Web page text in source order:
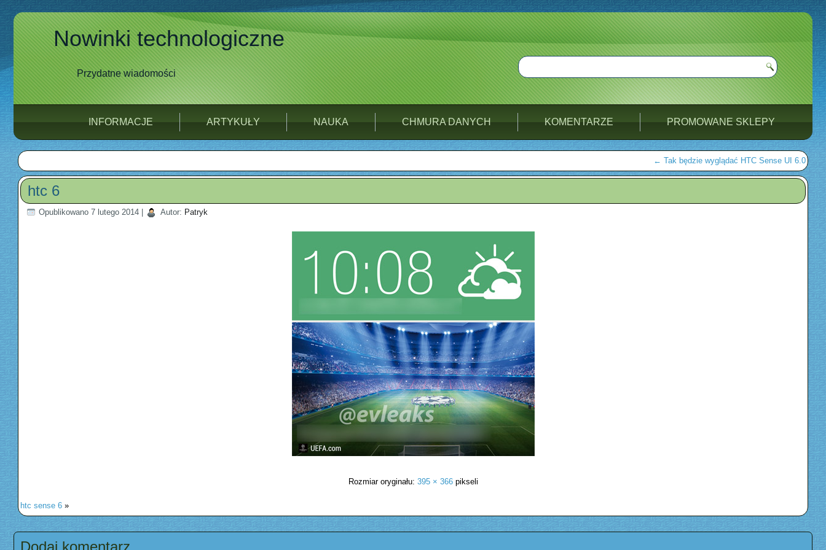
Nowinki technologiczne
Przydatne wiadomości
INFORMACJE ARTYKUŁY NAUKA CHMURA DANYCH KOMENTARZE PROMOWANE SKLEPY
← Tak będzie wyglądać HTC Sense UI 6.0
htc 6
Opublikowano 7 lutego 2014 Autor: Patryk
Rozmiar oryginału: 395 × 366pikseli
htc sense 6 »
Dodaj komentarz